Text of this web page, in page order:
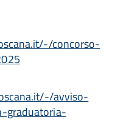
concorso-
avviso-
graduatoria-